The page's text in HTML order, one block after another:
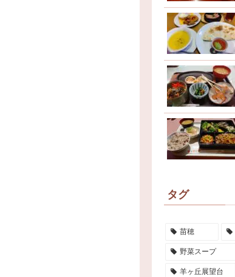
タグ
苗穂
野菜スープ
羊ヶ丘展望台